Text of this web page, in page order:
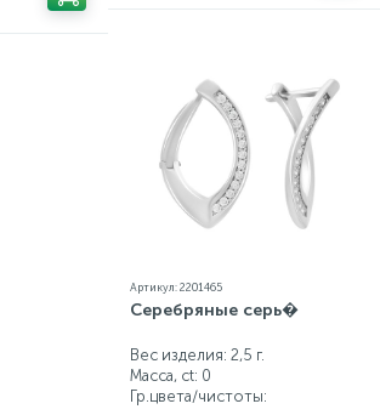
Артикул: 2201465
Серебряные серь�
Вес изделия: 2,5 г.
Масса, ct: 0
Гр.цвета/чистоты: